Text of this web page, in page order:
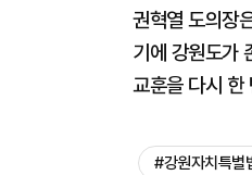
권혁열 도의장
기에 강원도가
교훈을 다시 한
#강원자치특별